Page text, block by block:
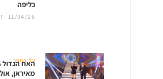
כליפה
11/04/26
על המסך
מאיראן,